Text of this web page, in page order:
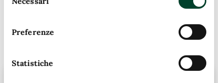
preferenze cliccando l'apposita icona posizionata
in basso a sinistra; per maggiori informazioni
sull'apposito link presente nel footer del sito.
del
Preferenze
Statistiche
05100